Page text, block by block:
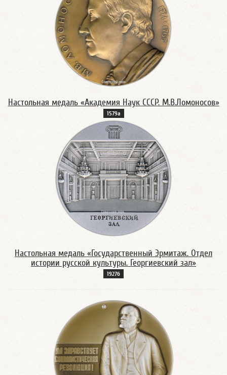
Настольная медаль «Академия Наук СССР. М.В.Ломоносов»
1579а
Настольная медаль «Государственный Эрмитаж. Отдел
истории русской культуры. Георгиевский зал»
1927б